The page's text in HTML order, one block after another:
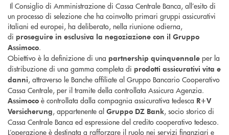
Il Consiglio di Amministrazione di Cassa Centrale Banca, all’esito di
un processo di selezione che ha coinvolto primari gruppi assicurativi
italiani ed europei, ha deliberato, nella riunione odierna,
di proseguire in esclusiva la negoziazione con il Gruppo
Assimoco.
Obiettivo è la definizione di una partnership quinquennale per la
distribuzione di una gamma completa di prodotti assicurativi vita e
danni, attraverso le Banche affiliate al Gruppo Bancario Cooperativo
Cassa Centrale, per il tramite della controllata Assicura Agenzia.
Assimoco è controllata dalla compagnia assicurativa tedesca R+V
Versicherung, appartenente al Gruppo DZ Bank, socio storico di
Cassa Centrale Banca ed espressione del credito cooperativo tedesco.
L’operazione è destinata a rafforzare il ruolo nei servizi finanziari e